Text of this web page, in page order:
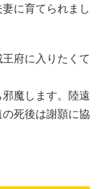
に育てられまし
府に入りたくて
魔します。陸遠
死後は謝顥に協